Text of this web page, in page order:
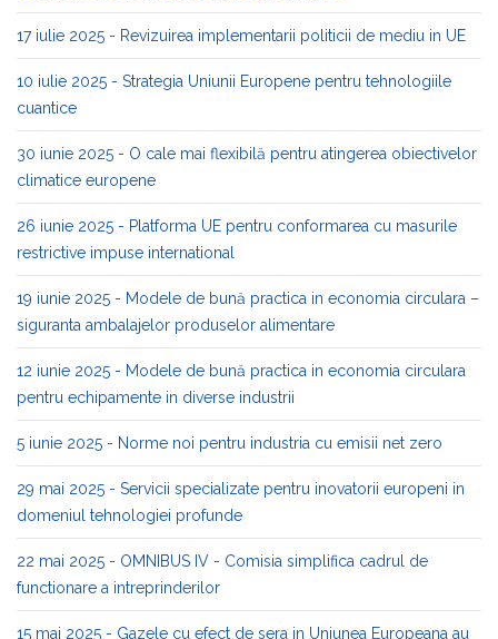
17 iulie 2025 - Revizuirea implementarii politicii de mediu in UE
10 iulie 2025 - Strategia Uniunii Europene pentru tehnologiile
cuantice
30 iunie 2025 - O cale mai flexibilă pentru atingerea obiectivelor
climatice europene
26 iunie 2025 - Platforma UE pentru conformarea cu masurile
restrictive impuse international
19 iunie 2025 - Modele de bună practica in economia circulara –
siguranta ambalajelor produselor alimentare
12 iunie 2025 - Modele de bună practica in economia circulara
pentru echipamente in diverse industrii
5 iunie 2025 - Norme noi pentru industria cu emisii net zero
29 mai 2025 - Servicii specializate pentru inovatorii europeni in
domeniul tehnologiei profunde
22 mai 2025 - OMNIBUS IV - Comisia simplifica cadrul de
functionare a intreprinderilor
15 mai 2025 - Gazele cu efect de sera in Uniunea Europeana au